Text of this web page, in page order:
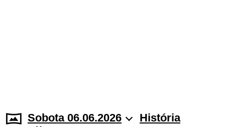
Sobota 06.06.2026
História